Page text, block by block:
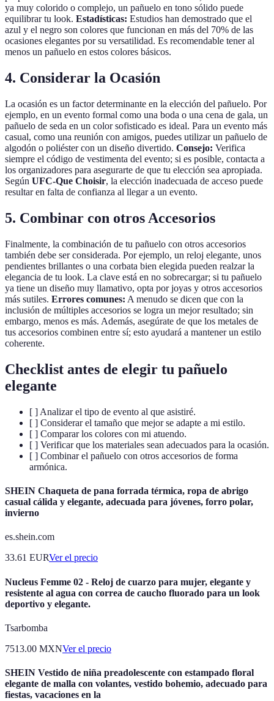
ya muy colorido o complejo, un pañuelo en tono sólido puede
equilibrar tu look. Estadísticas: Estudios han demostrado que el
azul y el negro son colores que funcionan en más del 70% de las
ocasiones elegantes por su versatilidad. Es recomendable tener al
menos un pañuelo en estos colores básicos.
4. Considerar la Ocasión
La ocasión es un factor determinante en la elección del pañuelo. Por
ejemplo, en un evento formal como una boda o una cena de gala, un
pañuelo de seda en un color sofisticado es ideal. Para un evento más
casual, como una reunión con amigos, puedes utilizar un pañuelo de
algodón o poliéster con un diseño divertido. Consejo: Verifica
siempre el código de vestimenta del evento; si es posible, contacta a
los organizadores para asegurarte de que tu elección sea apropiada.
Según UFC-Que Choisir, la elección inadecuada de acceso puede
resultar en falta de confianza al llegar a un evento.
5. Combinar con otros Accesorios
Finalmente, la combinación de tu pañuelo con otros accesorios
también debe ser considerada. Por ejemplo, un reloj elegante, unos
pendientes brillantes o una corbata bien elegida pueden realzar la
elegancia de tu look. La clave está en no sobrecargar; si tu pañuelo
ya tiene un diseño muy llamativo, opta por joyas y otros accesorios
más sutiles. Errores comunes: A menudo se dicen que con la
inclusión de múltiples accesorios se logra un mejor resultado; sin
embargo, menos es más. Además, asegúrate de que los metales de
tus accesorios combinen entre sí; esto ayudará a mantener un estilo
coherente.
Checklist antes de elegir tu pañuelo
elegante
[ ] Analizar el tipo de evento al que asistiré.
[ ] Considerar el tamaño que mejor se adapte a mi estilo.
[ ] Comparar los colores con mi atuendo.
[ ] Verificar que los materiales sean adecuados para la ocasión.
[ ] Combinar el pañuelo con otros accesorios de forma
armónica.
SHEIN Chaqueta de pana forrada térmica, ropa de abrigo
casual cálida y elegante, adecuada para jóvenes, forro polar,
invierno
es.shein.com
33.61 EURVer el precio
Nucleus Femme 02 - Reloj de cuarzo para mujer, elegante y
resistente al agua con correa de caucho fluorado para un look
deportivo y elegante.
Tsarbomba
7513.00 MXNVer el precio
SHEIN Vestido de niña preadolescente con estampado floral
elegante de malla con volantes, vestido bohemio, adecuado para
fiestas, vacaciones en la